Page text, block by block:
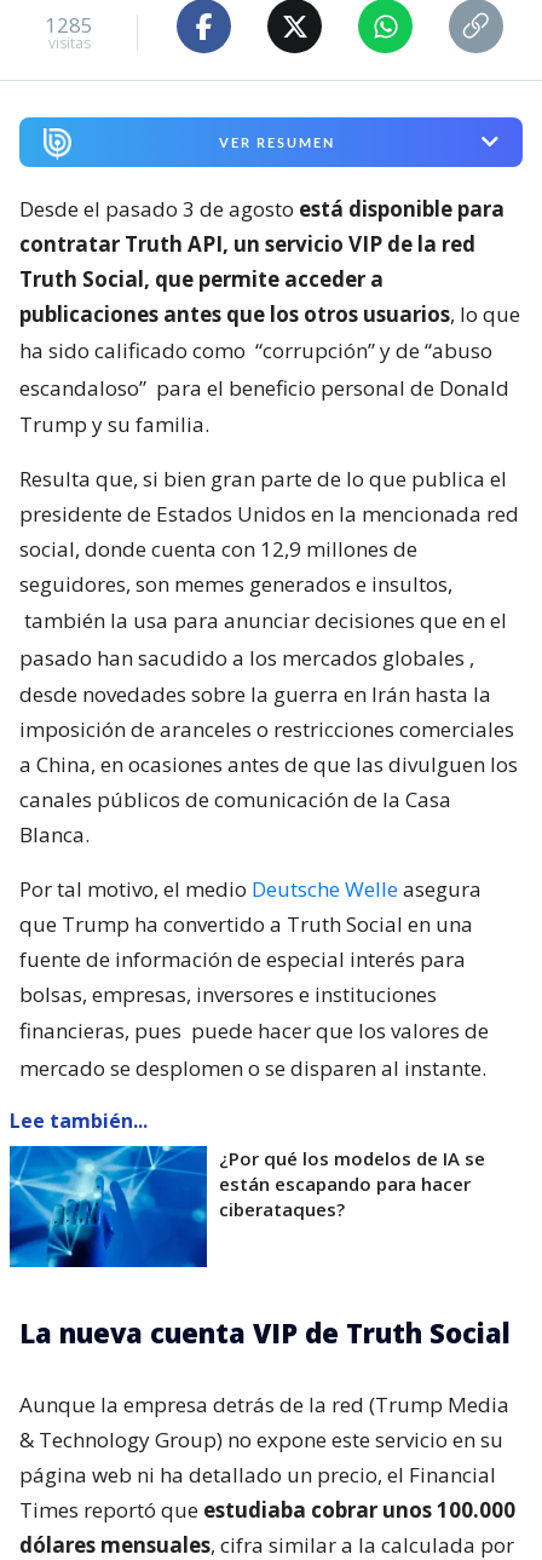
1285
visitas
VER RESUMEN
Desde el pasado 3 de agosto está disponible para
contratar Truth API, un servicio VIP de la red
Truth Social, que permite acceder a
publicaciones antes que los otros usuarios, lo que
ha sido calificado como “corrupción” y de “abuso
escandaloso” para el beneficio personal de Donald
Trump y su familia.
Resulta que, si bien gran parte de lo que publica el
presidente de Estados Unidos en la mencionada red
social, donde cuenta con 12,9 millones de
seguidores, son memes generados e insultos,
también la usa para anunciar decisiones que en el
pasado han sacudido a los mercados globales ,
desde novedades sobre la guerra en Irán hasta la
imposición de aranceles o restricciones comerciales
a China, en ocasiones antes de que las divulguen los
canales públicos de comunicación de la Casa
Blanca.
Por tal motivo, el medio Deutsche Welleasegura
que Trump ha convertido a Truth Social en una
fuente de información de especial interés para
bolsas, empresas, inversores e instituciones
financieras, pues puede hacer que los valores de
mercado se desplomen o se disparen al instante.
Lee también...
¿Por qué los modelos de IA se
están escapando para hacer
ciberataques?
La nueva cuenta VIP de Truth Social
Aunque la empresa detrás de la red (Trump Media
& Technology Group) no expone este servicio en su
página web ni ha detallado un precio, el Financial
Times reportó que estudiaba cobrar unos 100.000
dólares mensuales, cifra similar a la calculada por